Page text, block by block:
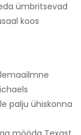
ümbritsevad
koos
palju ühiskonna